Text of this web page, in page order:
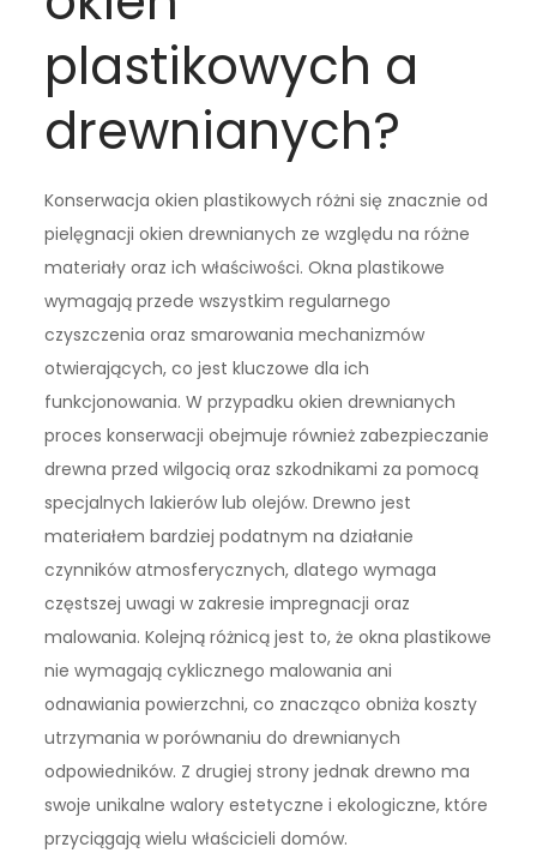
plastikowych a
drewnianych?
Konserwacja okien plastikowych różni się znacznie od
pielęgnacji okien drewnianych ze względu na różne
materiały oraz ich właściwości. Okna plastikowe
wymagają przede wszystkim regularnego
czyszczenia oraz smarowania mechanizmów
otwierających, co jest kluczowe dla ich
funkcjonowania. W przypadku okien drewnianych
proces konserwacji obejmuje również zabezpieczanie
drewna przed wilgocią oraz szkodnikami za pomocą
specjalnych lakierów lub olejów. Drewno jest
materiałem bardziej podatnym na działanie
czynników atmosferycznych, dlatego wymaga
częstszej uwagi w zakresie impregnacji oraz
malowania. Kolejną różnicą jest to, że okna plastikowe
nie wymagają cyklicznego malowania ani
odnawiania powierzchni, co znacząco obniża koszty
utrzymania w porównaniu do drewnianych
odpowiedników. Z drugiej strony jednak drewno ma
swoje unikalne walory estetyczne i ekologiczne, które
przyciągają wielu właścicieli domów.